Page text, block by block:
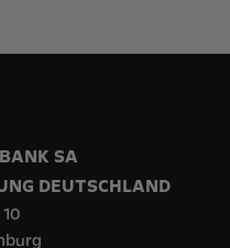
SA
DEUTSCHLAND